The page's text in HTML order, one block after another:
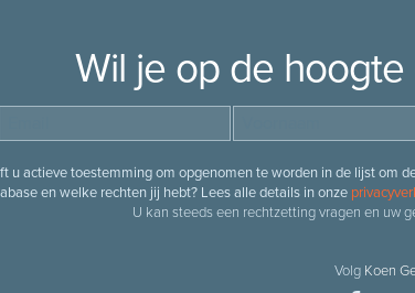
Wil je op de
u actieve toestemming om opgenomen te worden in de lijst
en welke rechten jij hebt? Lees alle details in onze
U kan steeds een rechtzetting vragen en uw
Volg Koen